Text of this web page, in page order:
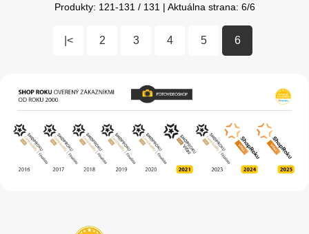
Produkty: 121-131 / 131 | Aktuálna strana: 6/6
|< 2 3 4 5 6